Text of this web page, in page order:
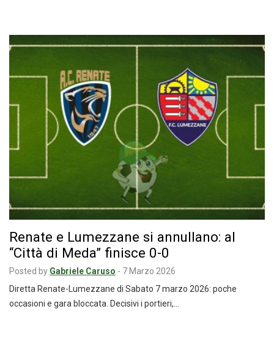
Renate e Lumezzane si annullano: al
“Città di Meda” finisce 0-0
Posted by Gabriele Caruso - 7 Marzo 2026
Diretta Renate-Lumezzane di Sabato 7 marzo 2026: poche
occasioni e gara bloccata. Decisivi i portieri,…